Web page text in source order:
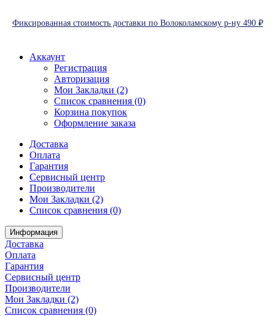
Фиксированная стоимость доставки по Волоколамскому р-ну 490 ₽
Аккаунт
Регистрация
Авторизация
Мои Закладки (2)
Список сравнения (0)
Корзина покупок
Оформление заказа
Доставка
Оплата
Гарантия
Сервисный центр
Производители
Мои Закладки (2)
Список сравнения (0)
Информация
Доставка
Оплата
Гарантия
Сервисный центр
Производители
Мои Закладки (2)
Список сравнения (0)